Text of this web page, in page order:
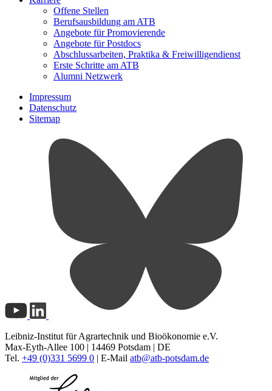
Offene Stellen
Berufsausbildung am ATB
Angebote für Promovierende
Angebote für Postdocs
Abschlussarbeiten, Praktika & Freiwilligendienst
Erste Schritte am ATB
Alumni Netzwerk
Impressum
Datenschutz
Sitemap
Leibniz-Institut für Agrartechnik und Bioökonomie e.V.
Max-Eyth-Allee 100 | 14469 Potsdam | DE
Tel. +49 (0)331 5699 0 | E-Mail atb@atb-potsdam.de